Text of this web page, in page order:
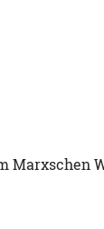
Marxschen